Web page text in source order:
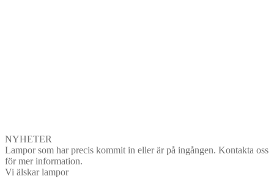
NYHETER
Lampor som har precis kommit in eller är på ingången. Kontakta oss
för mer information.
Vi älskar lampor